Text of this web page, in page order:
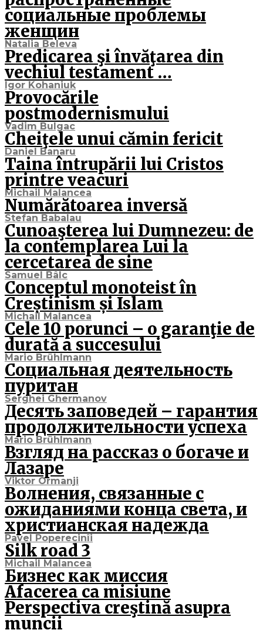
социальные проблемы
женщин
Natalia Beleva
Predicarea şi învăţarea din
vechiul testament …
Igor Kohaniuk
Provocările
postmodernismului
Vadim Bulgac
Cheiţele unui cămin fericit
Daniel Banaru
Taina întrupării lui Cristos
printre veacuri
Michail Malancea
Numărătoarea inversă
Stefan Babalau
Cunoaşterea lui Dumnezeu: de
la contemplarea Lui la
cercetarea de sine
Samuel Bâlc
Conceptul monoteist în
Creștinism și Islam
Michail Malancea
Cele 10 porunci – o garanţie de
durată a succesului
Mario Brühlmann
Социальная деятельность
пуритан
Serghei Ghermanov
Десять заповедей – гарантия
продолжительности успеха
Mario Brühlmann
Взгляд на рассказ о богаче и
Лазаре
Viktor Ormanji
Волнения, связанные с
ожиданиями конца света, и
христианская надежда
Pavel Poperecinîi
Silk road 3
Michail Malancea
Бизнес как миссия
Afacerea ca misiune
Perspectiva creştină asupra
muncii